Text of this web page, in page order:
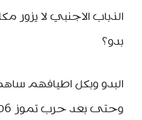
الذباب الاجنبي لا يزور
بدو؟
البدو وبكل اطيافهم